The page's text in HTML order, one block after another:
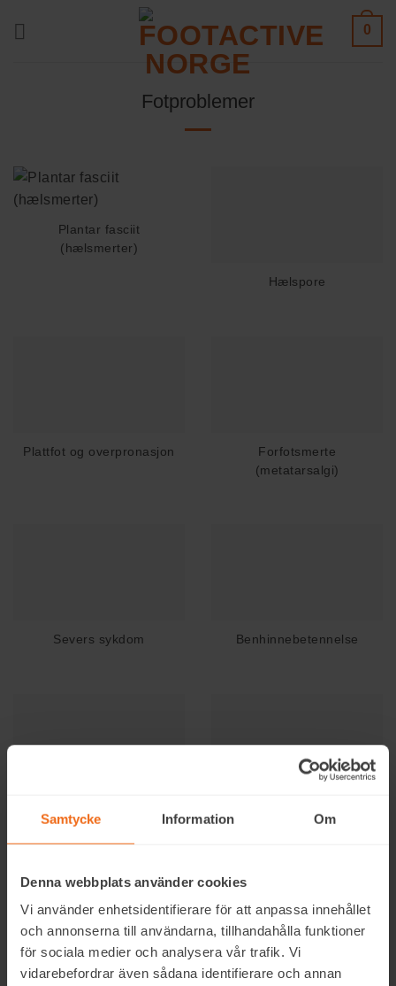
Samtycke Information Om
Denna webbplats använder cookies
Vi använder enhetsidentifierare för att anpassa innehållet
och annonserna till användarna, tillhandahålla funktioner
för sociala medier och analysera vår trafik. Vi
vidarebefordrar även sådana identifierare och annan
0
Fotproblemer
Plantar fasciit
(hælsmerter)
Hælspore
Plattfot og overpronasjon
Forfotsmerte
(metatarsalgi)
Severs sykdom Benhinnebetennelse
Knesmerter Korsryggplager